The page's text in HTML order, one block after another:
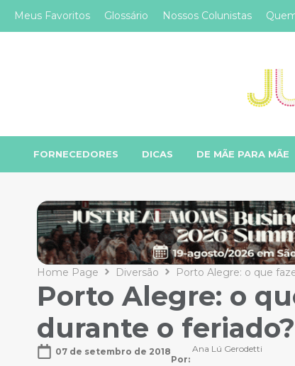
Meus Favoritos Glossário Nossos Colunistas
FORNECEDORES DICAS DE MÃE PARA MÃE
Home Page Diversão Porto Alegre: o que
Porto Alegre: o
durante o
07 de setembro de 2018
Por:
Ana Lú Gerodetti